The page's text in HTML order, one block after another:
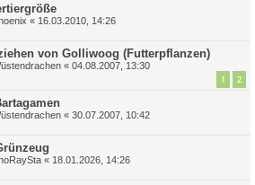
« 16.03.2010, 14:26
von Golliwoog (Futterpflanzen)
« 04.08.2007, 13:30
1 2
« 30.07.2007, 10:42
« 18.01.2026, 14:26